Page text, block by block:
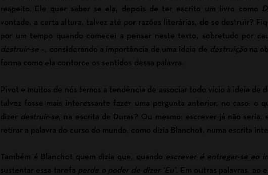
respeito. Ele quer saber se ela, depois de ter escrito um livro como
vontade, a certa altura, talvez até por razões literárias, de se destruir?
por um tempo quando comecei a pensar neste texto, sobretudo por
destruir-se –, considerando a importância de uma ideia de destruiçãona
forma como ela contorce os sentidos dessa palavra.
Pivot e muitos de nós temos a tendência de associar todo vício à ideia de
talvez fosse mais interessante fazer uma pergunta anterior, no caso: o
dizer destruir-se , na escrita de Duras? Ou mesmo: escrever já não
retirar a palavra do curso do mundo, como dizia Blanchot, numa escrita
Também é Blanchot quem dizia que, quando escrever é entregar-se ao
sustentar essa tarefa perde o poder de dizer ‘Eu’. Em outras palavras, ao